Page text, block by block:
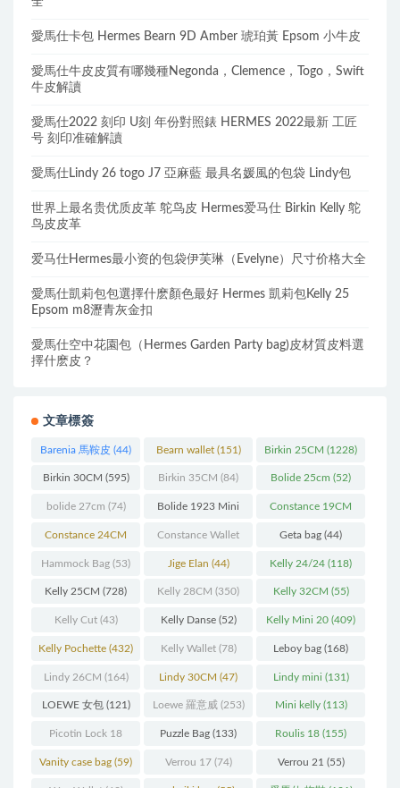
愛馬仕卡包 Hermes Bearn 9D Amber 琥珀黃 Epsom 小牛皮
愛馬仕牛皮皮質有哪幾種Negonda，Clemence，Togo，Swift
牛皮解讀
愛馬仕2022 刻印 U刻 年份對照錶 HERMES 2022最新 工匠
号 刻印准確解讀
愛馬仕Lindy 26 togo J7 亞麻藍 最具名媛風的包袋 Lindy包
世界上最名贵优质皮革 鸵鸟皮 Hermes爱马仕 Birkin Kelly 鸵
鸟皮皮革
爱马仕Hermes最小资的包袋伊芙琳（Evelyne）尺寸价格大全
愛馬仕凱莉包包選擇什麽顏色最好 Hermes 凱莉包Kelly 25
Epsom m8瀝青灰金扣
愛馬仕空中花園包（Hermes Garden Party bag)皮材質皮料選
擇什麽皮？
文章標簽
Barenia 馬鞍皮 (44) Bearn wallet(151) Birkin 25CM (1228)
Birkin 30CM (595) Birkin 35CM (84) Bolide 25cm (52)
bolide 27cm (74) Bolide 1923 Mini
(93)
Constance 19CM
(571)
Constance 24CM
(216)
Constance Wallet
(60)
Geta bag (44)
Hammock Bag (53) Jige Elan (44) Kelly 24/24 (118)
Kelly 25CM (728) Kelly 28CM (350) Kelly 32CM (55)
Kelly Cut(43) Kelly Danse(52) Kelly Mini 20 (409)
Kelly Pochette (432) Kelly Wallet(78) Leboy bag (168)
Lindy 26CM (164) Lindy 30CM (47) Lindy mini (131)
LOEWE 女包(121) Loewe 羅意威(253) Mini kelly(113)
Picotin Lock 18
(202)
Puzzle Bag (133) Roulis 18 (155)
Vanity case bag (59) Verrou 17(74) Verrou 21 (55)